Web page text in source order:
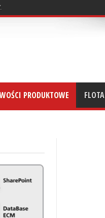
PRODUKTOWE FLOTA